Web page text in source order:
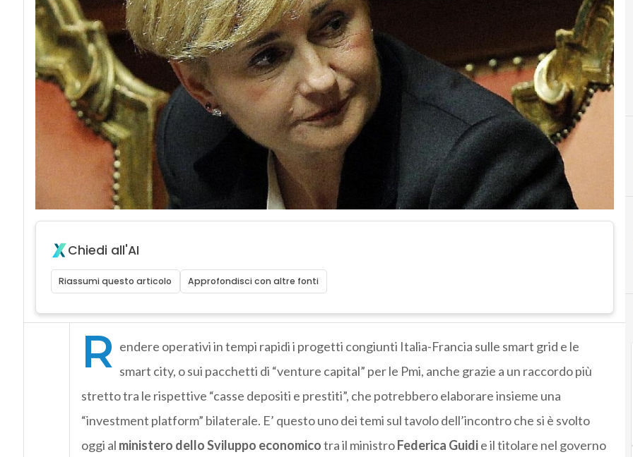
Chiedi all'AI
Riassumi questo articolo Approfondisci con altre fonti
R endere operativi in tempi rapidi i progetti congiunti Italia-Francia sulle smart grid e le
smart city, o sui pacchetti di “venture capital” per le Pmi, anche grazie a un raccordo più
stretto tra le rispettive “casse depositi e prestiti”, che potrebbero elaborare insieme una
“investment platform” bilaterale. E’ questo uno dei temi sul tavolo dell’incontro che si è svolto
oggi al ministero dello Sviluppo economicotra il ministroFederica Guidie il titolare nel governo
E
Emmanuel Macron